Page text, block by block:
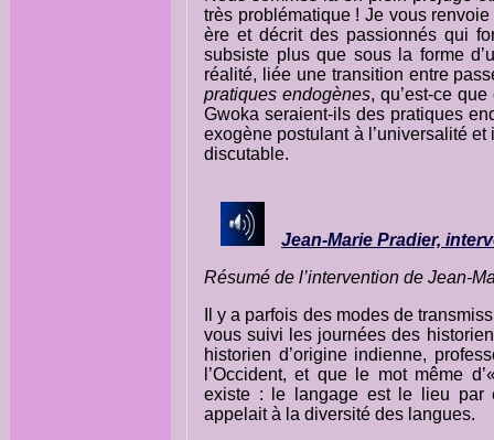
très problématique ! Je vous
ère et décrit des passionnés qui
subsiste plus que sous la forme
réalité, liée une transition entre
pratiques endogènes, qu’est-ce
Gwoka seraient-ils des pratiques
exogène postulant à l’universalité et
discutable.
Jean-Marie Pradier,
Résumé de l’intervention de Jean-
Il y a parfois des modes de
vous suivi les journées des
historien d’origine indienne,
l’Occident, et que le mot même
existe : le langage est le lieu par
appelait à la diversité des langues.